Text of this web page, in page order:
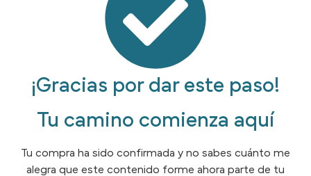
¡Gracias por dar este paso!
Tu camino comienza aquí
Tu compra ha sido confirmada y no sabes cuánto me
alegra que este contenido forme ahora parte de tu